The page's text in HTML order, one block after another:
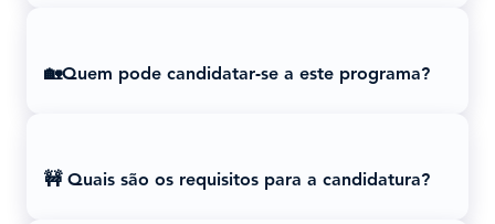
🏡Quem pode candidatar-se a este programa?
🚧 Quais são os requisitos para a candidatura?